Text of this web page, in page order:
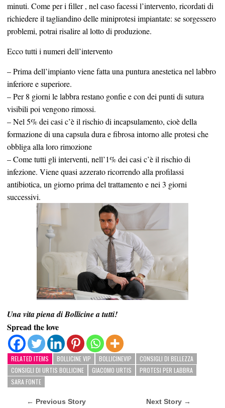
minuti. Come per i filler, nel caso facessi l’intervento, ricordati di
richiedere il tagliandino delle miniprotesi impiantate: se sorgessero
problemi, potrai risalire al lotto di produzione.
Ecco tutti i numeri dell’intervento
–Prima dell’impiantovienefatta una puntura anestetica nel labbro
inferiore e superiore.
–Per8 giorni le labbra restano gonfie e con dei punti di sutura
visibili poi vengono rimossi.
–Nel 5% dei casi c’è il rischiodiincapsulamento, cioè della
formazione di una capsula dura e fibrosa intorno alle protesi che
obbliga alla loro rimozione
–Come tutti gli interventi, nell’1% dei casi c’è il rischiodi
infezione. Vienequasi azzerato ricorrendo alla profilassi
antibiotica, un giorno prima del trattamento e nei 3 giorni
successivi.
Una vita piena di Bollicine a tutti!
Spread the love
RELATED ITEMS BOLLICINE VIP BOLLICINEVIP
CONSIGLI DI BELLEZZA
CONSIGLI DI URTIS BOLLICINE
GIACOMO URTIS
PROTESI PER LABBRA
SARA FONTE
← Previous Story Next Story →